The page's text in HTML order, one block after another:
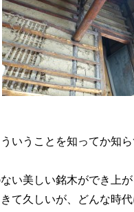
いうことを知ってか知
い美しい銘木ができ上
て久しいが、どんな時